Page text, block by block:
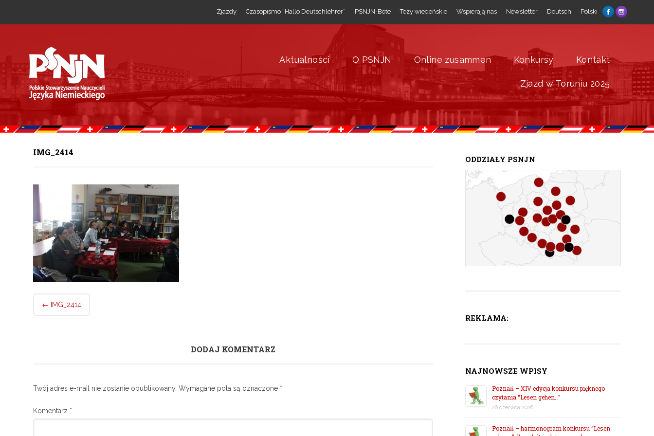
Zjazdy Czasopismo “Hallo Deutschlehrer” PSNJN-Bote Tezy wiedeńskie Wspierają nas Newsletter Deutsch Polski
Aktualności O PSNJN Online zusammen Konkursy Kontakt
Zjazd w Toruniu 2025
IMG_2414
Post
navigation
← IMG_2414
DODAJ KOMENTARZ
Twój adres e-mail nie zostanie opublikowany. Wymagane pola są oznaczone *
Komentarz *
ODDZIAŁY PSNJN
REKLAMA:
NAJNOWSZE WPISY
Poznań – XIV edycja konkursu pięknego
czytania “Lesen gehen…”
26 czerwca 2026
Poznań – harmonogram konkursu “Lesen